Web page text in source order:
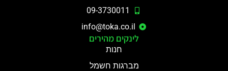
09-3730011
info@toka.co.il
לינקים מהירים
חנות
מברגות חשמל